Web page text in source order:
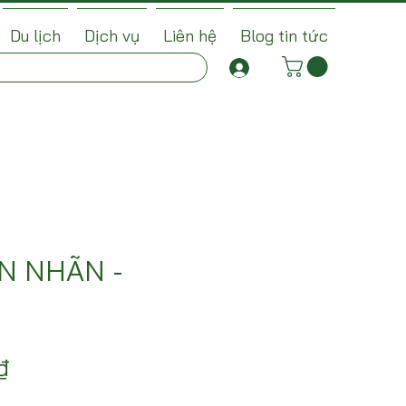
Du lịch Dịch vụ Liên hệ
Blog tin tức
NHÃN -
Giá